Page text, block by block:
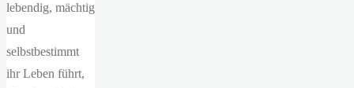
lebendig, mächtig
und
selbstbestimmt
ihr Leben führt,